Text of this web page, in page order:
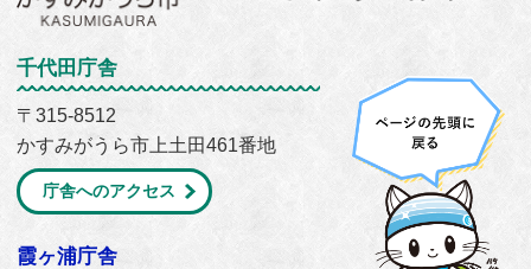
千代田庁舎
〒315-8512
かすみがうら市上土田461番地
庁舎へのアクセス
霞ヶ浦庁舎